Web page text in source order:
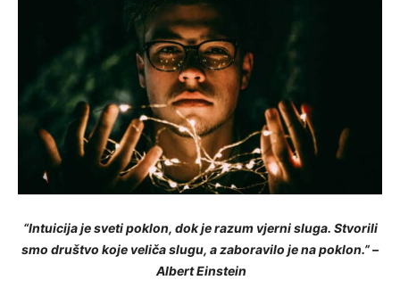
“Intuicija je sveti poklon, dok je razum vjerni sluga. Stvorili
smo društvo koje veliča slugu, a zaboravilo je na poklon.” –
Albert Einstein